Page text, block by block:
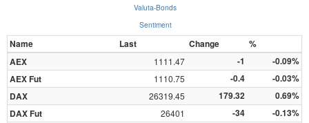
Valuta-Bonds
Sentiment
Name Last Change
%
AEX
1111.47 -1
-0.09%
AEX Fut
1110.75 -0.4
-0.03%
DAX
26319.45 179.32
0.69%
DAX Fut
26401 -34
-0.13%